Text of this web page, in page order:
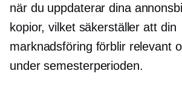
när du uppdaterar dina
kopior, vilket säkerställer att din
marknadsföring förblir relevant
under semesterperioden.